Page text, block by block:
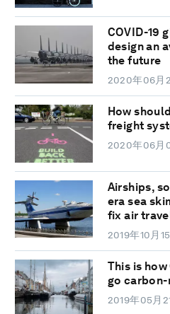
COVID-19
design an
the future
2020年06月
How
freight
2020年06月
Airships,
era sea
fix air
2019年10月
This is
go
2019年05月